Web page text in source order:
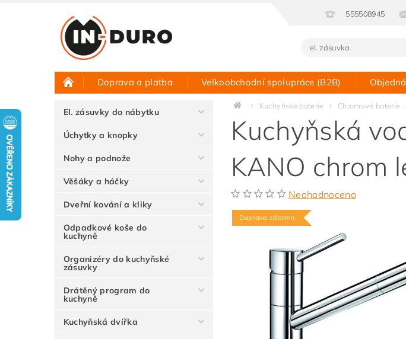
555508945
Doprava a platba Velkoobchodní spolupráce (B2B)
Půjčovna vzorků Hodnocení obchodu Kontakt
El. zásuvky do nábytku
Úchytky a knopky
Nohy a podnože
Věšáky a háčky
Dveřní kování a kliky
Odpadkové koše do
kuchyně
Organizéry do kuchyňské
zásuvky
Drátěný program do
kuchyně
Kuchyňská dvířka
Kuchyňské baterie Chromové baterie
Kuchyňská
KANO chrom
Neohodnoceno
Doprava zdarma